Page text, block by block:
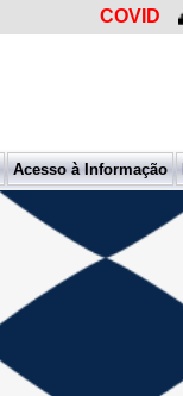
COVID
Acesso à Informação